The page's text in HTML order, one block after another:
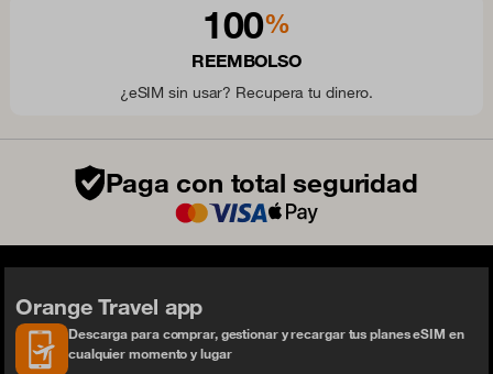
100%
REEMBOLSO
¿eSIM sin usar? Recupera tu dinero.
Paga con total seguridad
Orange Travel app
Descarga para comprar, gestionar y recargar tus planes eSIM en
cualquier momento y lugar